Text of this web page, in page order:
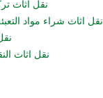
نقل اثاث
نقل اثاث شراء مواد
نقل اثاث